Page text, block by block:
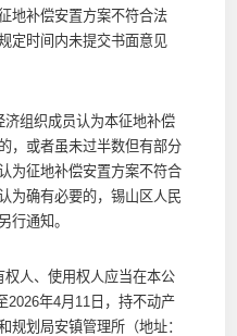
地补偿安置方案不符合法
定时间内未提交书面意见
组织成员认为本征地补偿
，或者虽未过半数但有部分
为征地补偿安置方案不符合
为确有必要的，锡山区人民
行通知。
人、使用权人应当在本公
2026年4月11日，持不动产
规划局安镇管理所（地址：